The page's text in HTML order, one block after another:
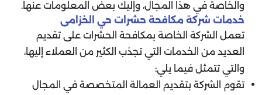
والخاصة في هذا المجال، وإليك بعض المعلومات عنها.
خدمات شركة مكافحة حشرات حي الخزامى
تعمل الشركة الخاصة بمكافحة الحشرات على تقديم
العديد من الخدمات التي تجذب الكثير من العملاء إليها،
والتي تتمثل فيما يلي:
تقوم الشركة بتقديم العمالة المتخصصة في المجال